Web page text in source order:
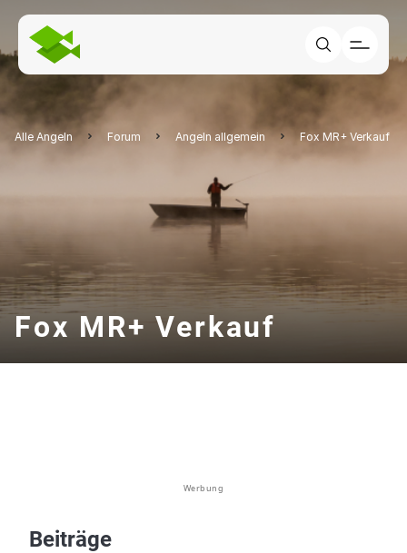
Alle Angeln Forum Angeln allgemein Fox MR+ Verkauf
Fox MR+ Verkauf
Werbung
Beiträge